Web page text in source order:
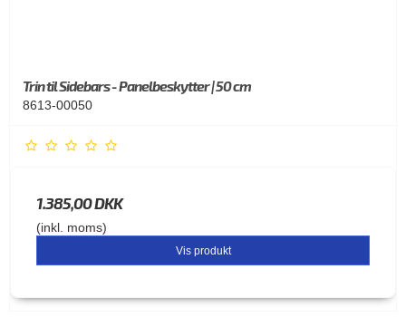
Trin til Sidebars - Panelbeskytter | 50 cm
8613-00050
1.385,00 DKK
(inkl. moms)
Vis produkt